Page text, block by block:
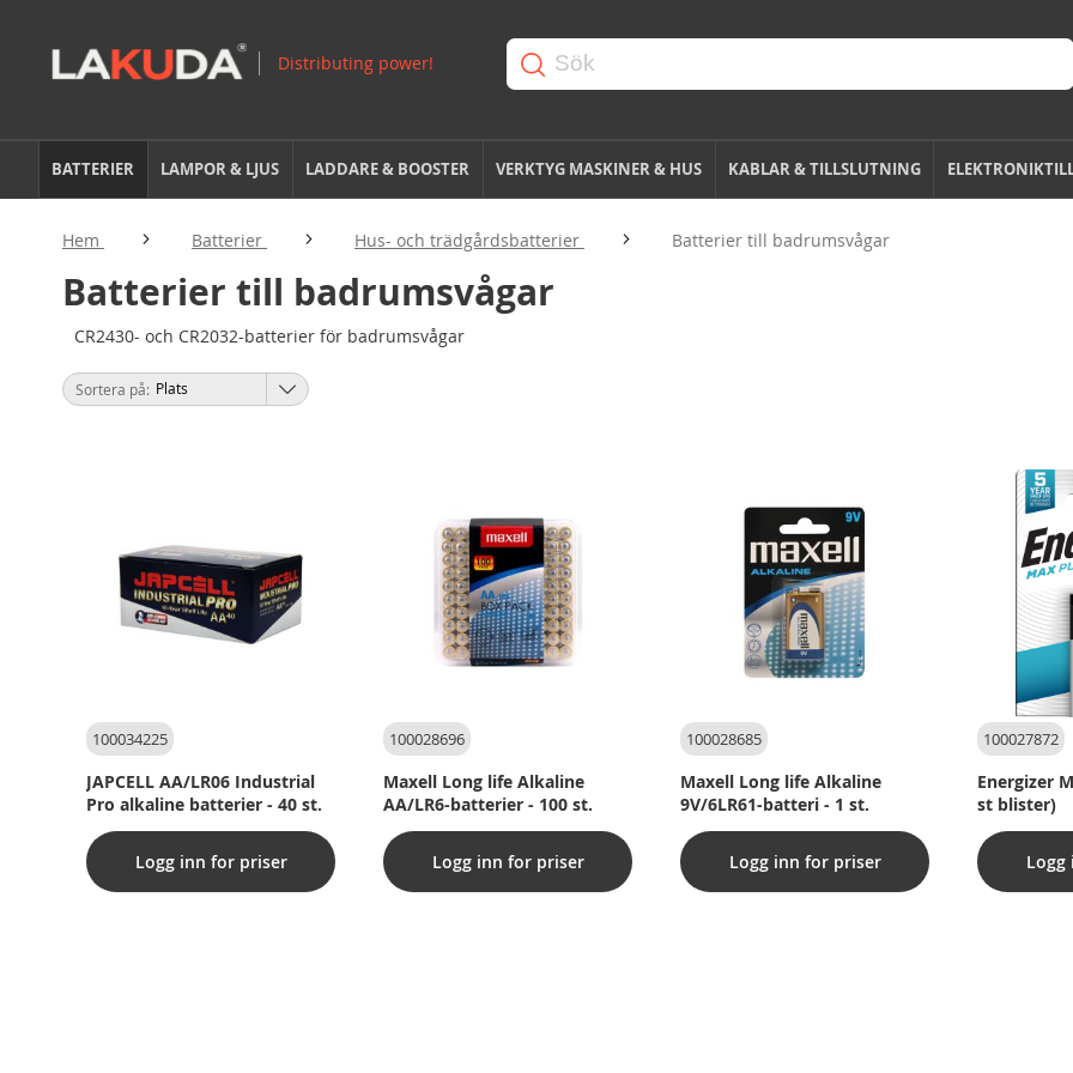
BATTERIER LAMPOR & LJUS LADDARE & BOOSTER VERKTYG MASKINER & HUS KABLAR & TILLSLUTNING
Hem Batterier Hus- och trädgårdsbatterier Batterier till badrumsvågar
Batterier till badrumsvågar
CR2430- och CR2032-batterier för badrumsvågar
Sortera på
100034225
JAPCELL AA/LR06 Industrial
Pro alkaline batterier - 40 st.
Logg inn for priser
100028696
Maxell Long life Alkaline
AA/LR6-batterier - 100 st.
Logg inn for priser
100028685
Maxell Long life Alkaline
9V/6LR61-batteri - 1 st.
Logg inn for priser
100027872
Energizer
st blister)